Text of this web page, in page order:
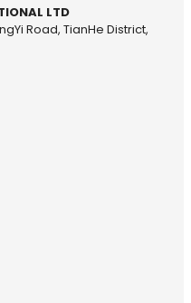
LTD
Road, TianHe District,